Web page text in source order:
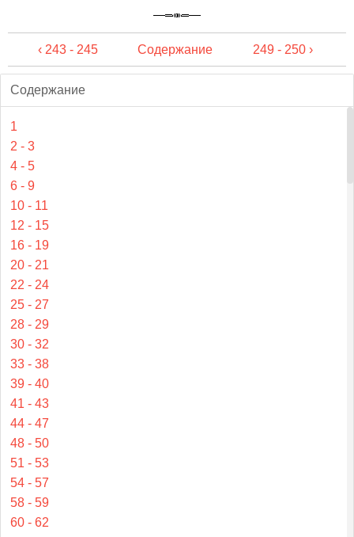
‹ 243 - 245 Содержание 249 - 250 ›
Содержание
1
2 - 3
4 - 5
6 - 9
10 - 11
12 - 15
16 - 19
20 - 21
22 - 24
25 - 27
28 - 29
30 - 32
33 - 38
39 - 40
41 - 43
44 - 47
48 - 50
51 - 53
54 - 57
58 - 59
60 - 62